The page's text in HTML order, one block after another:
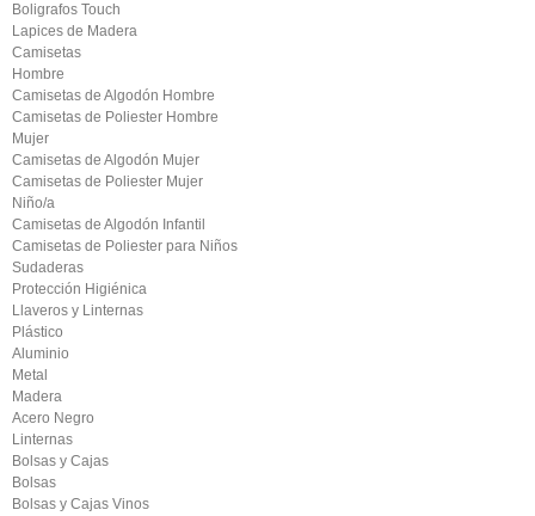
Boligrafos Touch
Lapices de Madera
Camisetas
Hombre
Camisetas de Algodón Hombre
Camisetas de Poliester Hombre
Mujer
Camisetas de Algodón Mujer
Camisetas de Poliester Mujer
Niño/a
Camisetas de Algodón Infantil
Camisetas de Poliester para Niños
Sudaderas
Protección Higiénica
Llaveros y Linternas
Plástico
Aluminio
Metal
Madera
Acero Negro
Linternas
Bolsas y Cajas
Bolsas
Bolsas y Cajas Vinos